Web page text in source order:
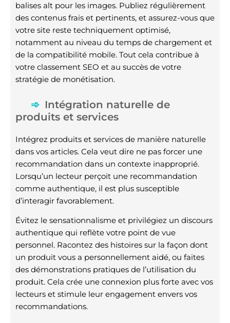
balises alt pour les images. Publiez régulièrement
des contenus frais et pertinents, et assurez-vous que
votre site reste techniquement optimisé,
notamment au niveau du temps de chargement et
de la compatibilité mobile. Tout cela contribue à
votre classement SEO et au succès de votre
stratégie de monétisation.
Intégration naturelle de
produits et services
Intégrez produits et services de manière naturelle
dans vos articles. Cela veut dire ne pas forcer une
recommandation dans un contexte inapproprié.
Lorsqu’un lecteur perçoit une recommandation
comme authentique, il est plus susceptible
d’interagir favorablement.
Évitez le sensationnalisme et privilégiez un discours
authentique qui reflète votre point de vue
personnel. Racontez des histoires sur la façon dont
un produit vous a personnellement aidé, ou faites
des démonstrations pratiques de l’utilisation du
produit. Cela crée une connexion plus forte avec vos
lecteurs et stimule leur engagement envers vos
recommandations.